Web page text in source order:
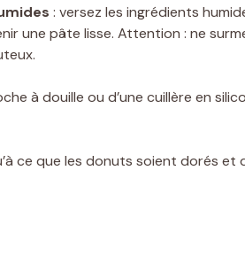
: versez les ingrédients
une pâte lisse. Attention : ne
à douille ou d’une cuillère en
ce que les donuts soient dorés et